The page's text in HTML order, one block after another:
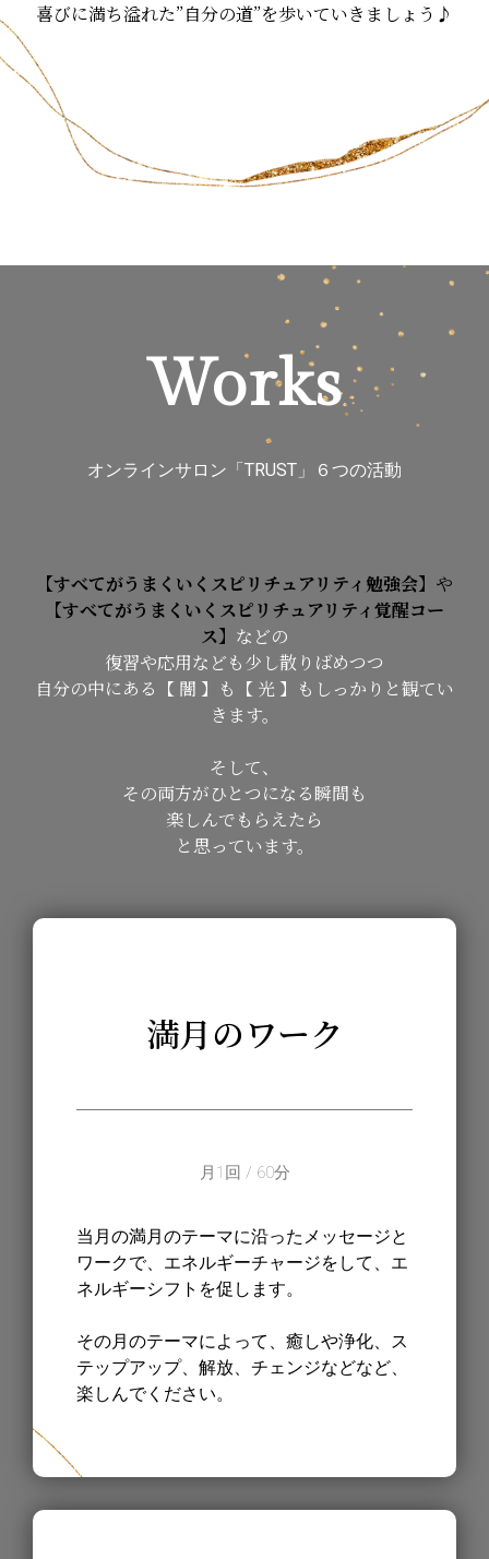
喜びに満ち溢れた”自分の道”を歩いていきましょう♪
Works
オンラインサロン「TRUST」６つの活動
【すべてがうまくいくスピリチュアリティ勉強会】 や
【すべてがうまくいくスピリチュアリティ覚醒コー
ス】 などの
復習や応用なども少し散りばめつつ
自分の中にある【 闇 】も【 光 】もしっかりと観てい
きます。
そして、
その両方がひとつになる瞬間も
楽しんでもらえたら
と思っています。
満月のワーク
月1回 / 60分
当月の満月のテーマに沿ったメッセージと
ワークで、エネルギーチャージをして、エ
ネルギーシフトを促します。
その月のテーマによって、癒しや浄化、ス
テップアップ、解放、チェンジなどなど、
楽しんでください。